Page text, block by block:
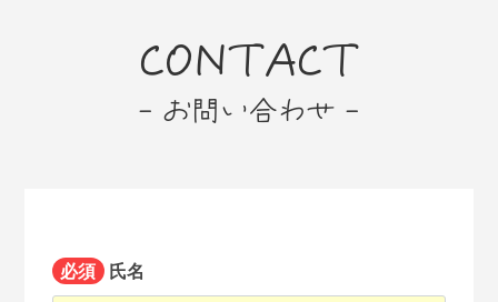
CONTACT
- お問い合わせ -
必須 氏名